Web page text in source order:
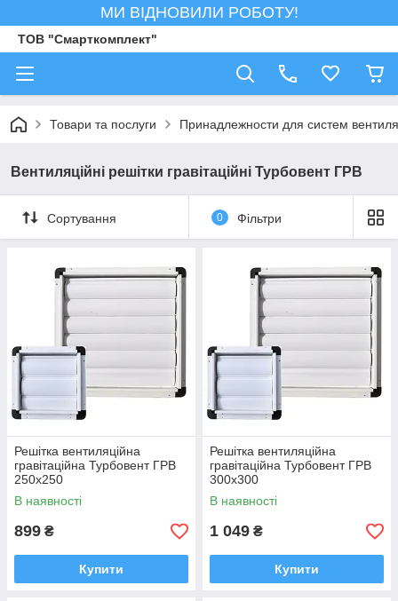
МИ ВІДНОВИЛИ РОБОТУ!
ТОВ "Смарткомплект"
Товари та послуги Принадлежности для систем
Вентиляційні решітки гравітаційні Турбовент ГРВ
Сортування 0 Фільтри
Решітка вентиляційна
гравітаційна Турбовент ГРВ
250х250
В наявності
899 ₴
Купити
Решітка вентиляційна
гравітаційна Турбовент ГРВ
300х300
В наявності
1 049 ₴
Купити